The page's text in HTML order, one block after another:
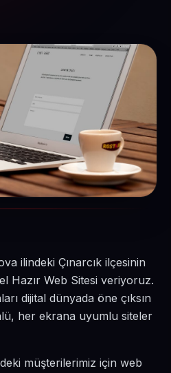
ilindeki Çınarcık ilçesinin
Hazır Web Sitesi veriyoruz.
dijital dünyada öne çıksın
her ekrana uyumlu siteler
müşterilerimiz için web